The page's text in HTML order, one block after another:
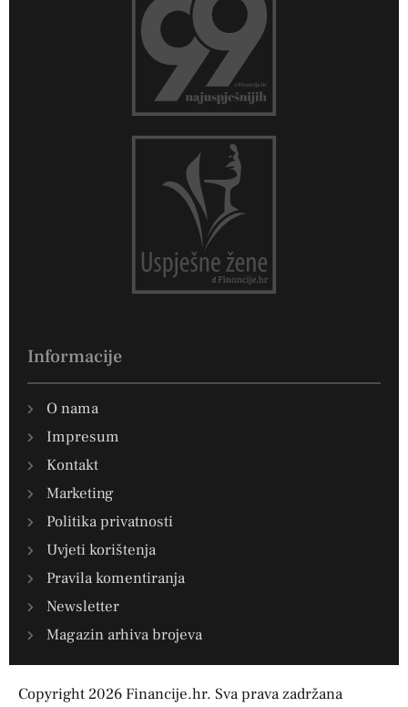
Informacije
O nama
Impresum
Kontakt
Marketing
Politika privatnosti
Uvjeti korištenja
Pravila komentiranja
Newsletter
Magazin arhiva brojeva
Copyright 2026 Financije.hr. Sva prava zadržana